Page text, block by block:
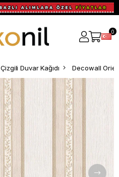
0
Çizgili Duvar Kağıdı Decowall